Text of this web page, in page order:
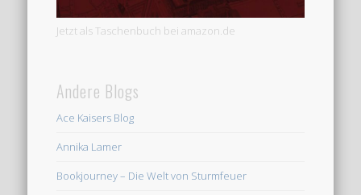
Jetzt als Taschenbuch bei amazon.de
Andere Blogs
Ace Kaisers Blog
Annika Lamer
Bookjourney – Die Welt von Sturmfeuer